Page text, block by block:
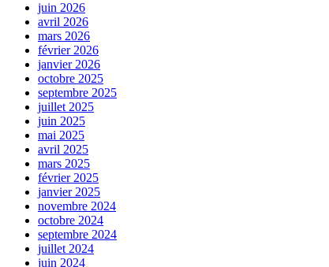
juin 2026
avril 2026
mars 2026
février 2026
janvier 2026
octobre 2025
septembre 2025
juillet 2025
juin 2025
mai 2025
avril 2025
mars 2025
février 2025
janvier 2025
novembre 2024
octobre 2024
septembre 2024
juillet 2024
juin 2024